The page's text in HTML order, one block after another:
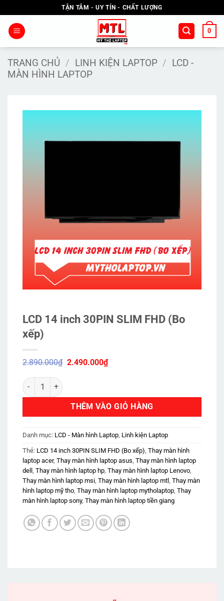
qua
nội
TẬN TÂM - UY TÍN - CHẤT LƯỢNG
0
TRANG CHỦ / LINH KIỆN LAPTOP / LCD -
MÀN HÌNH LAPTOP
LCD 14 inch 30PIN SLIM FHD (Bo
xếp)
2.890.000₫ Giá
2.490.000₫Giá
hiện
LCD 14 inch 30PIN SLIM FHD (Bo xếp) số lượng
THÊM VÀO GIỎ HÀNG
Danh mục: LCD - Màn hình Laptop Linh kiện Laptop
Thẻ: LCD 14 inch 30PIN SLIM FHD (Bo xếp) Thay màn hình
laptop acer, Thay màn hình laptop asus Thay màn hình laptop
dell Thay màn hình laptop hp Thay màn hình laptop Lenovo
Thay màn hình laptop msi Thay màn hình laptop mtl Thay màn
hình laptop mỹ tho Thay màn hình laptop mytholaptop Thay
màn hình laptop sony, Thay màn hình laptop tiền giang